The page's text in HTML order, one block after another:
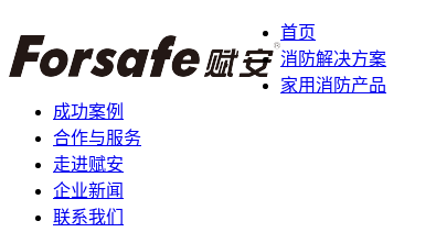
首页
消防解决方案
家用消防产品
成功案例
合作与服务
走进赋安
企业新闻
联系我们